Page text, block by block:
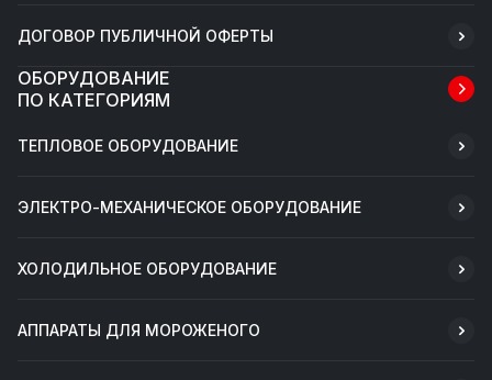
ДОГОВОР ПУБЛИЧНОЙ ОФЕРТЫ
ОБОРУДОВАНИЕ
ПО КАТЕГОРИЯМ
ТЕПЛОВОЕ ОБОРУДОВАНИЕ
ЭЛЕКТРО-МЕХАНИЧЕСКОЕ ОБОРУДОВАНИЕ
ХОЛОДИЛЬНОЕ ОБОРУДОВАНИЕ
АППАРАТЫ ДЛЯ МОРОЖЕНОГО